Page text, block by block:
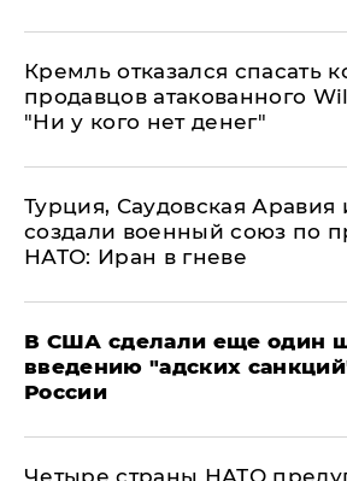
Кремль отказался спасать
продавцов атакованного
"Ни у кого нет денег"
Турция, Саудовская Аравия
создали военный союз по
НАТО: Иран в гневе
В США сделали еще один
введению "адских
России
Четыре страны НАТО